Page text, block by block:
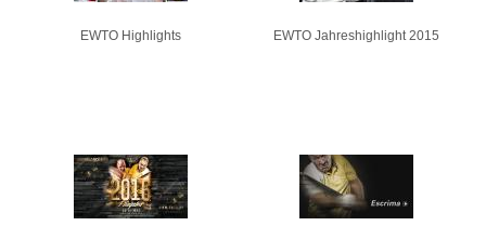
EWTO Highlights EWTO Jahreshighlight 2015